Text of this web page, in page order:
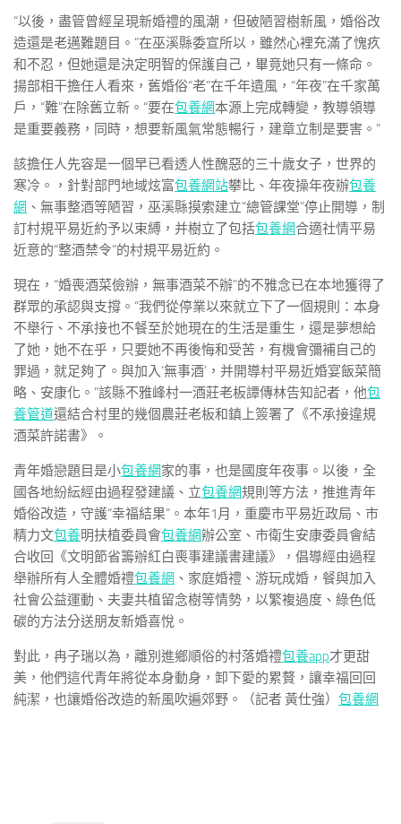
“以後，盡管曾經呈現新婚禮的風潮，但破陋習樹新風，婚俗改
造還是老邁難題目。”在巫溪縣委宣所以，雖然心裡充滿了愧疚
和不忍，但她還是決定明智的保護自己，畢竟她只有一條命。
揚部相干擔任人看來，舊婚俗“老”在千年遺風，“年夜”在千家萬
戶，“難”在除舊立新。“要在包養網本源上完成轉變，教導領導
是重要義務，同時，想要新風氣常態暢行，建章立制是要害。”
該擔任人先容是一個早已看透人性醜惡的三十歲女子，世界的
寒冷。，針對部門地域炫富包養網站攀比、年夜操年夜辦包養
網 、無事整酒等陋習，巫溪縣摸索建立“總管課堂”停止開導，制
訂村規平易近約予以束縛，并樹立了包括包養網合適社情平易
近意的“整酒禁令”的村規平易近約。
現在，“婚喪酒菜儉辦，無事酒菜不辦”的不雅念已在本地獲得了
群眾的承認與支撐。“我們從停業以來就立下了一個規則：本身
不舉行、不承接也不餐至於她現在的生活是重生，還是夢想給
了她，她不在乎，只要她不再後悔和受苦，有機會彌補自己的
罪過，就足夠了。與加入‘無事酒’，并開導村平易近婚宴飯菜簡
略、安康化。”該縣不雅峰村一酒莊老板譚傳林告知記者，他包
養管道還結合村里的幾個農莊老板和鎮上簽署了《不承接違規
酒菜許諾書》。
青年婚戀題目是小包養網家的事，也是國度年夜事。以後，全
國各地紛紜經由過程發建議、立包養網規則等方法，推進青年
婚俗改造，守護“幸福結果”。本年1月，重慶市平易近政局、市
精力文包養明扶植委員會包養網辦公室、市衛生安康委員會結
合收回《文明節省籌辦紅白喪事建議書建議》，倡導經由過程
舉辦所有人全體婚禮包養網 、家庭婚禮、游玩成婚，餐與加入
社會公益運動、夫妻共植留念樹等情勢，以繁複過度、綠色低
碳的方法分送朋友新婚喜悅。
對此，冉子瑞以為，離別進鄉順俗的村落婚禮包養app才更甜
美，他們這代青年將從本身動身，卸下愛的累贅，讓幸福回回
純潔，也讓婚俗改造的新風吹遍郊野。（記者 黃仕強） 包養網